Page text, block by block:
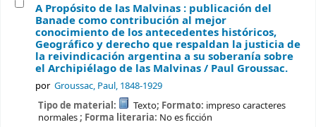
A Propósito de las Malvinas : publicación del
Banade como contribución al mejor
conocimiento de los antecedentes históricos,
Geográfico y derecho que respaldan la justicia de
la reivindicación argentina a su soberanía sobre
el Archipiélago de las Malvinas / Paul Groussac.
por Groussac, Paul, 1848-1929
Tipo de material: Texto; Formato: impreso caracteres
normales; Forma literaria: No es ficción